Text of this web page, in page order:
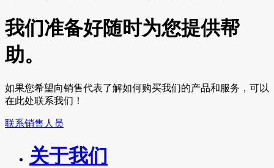
我们准备好随时为您提供帮
助。
如果您希望向销售代表了解如何购买我们的产品和服务，可以
在此处联系我们！
联系销售人员
关于我们